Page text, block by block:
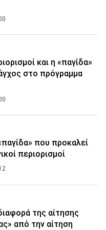
και η «παγίδα»
στο πρόγραμμα
που προκαλεί
περιορισμοί
της αίτησης
από την αίτηση